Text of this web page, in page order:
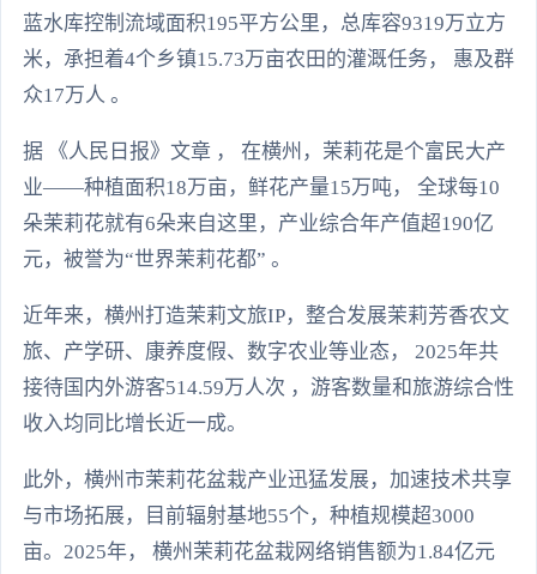
蓝水库控制流域面积195平方公里，总库容9319万立方
米，承担着4个乡镇15.73万亩农田的灌溉任务， 惠及群
众17万人 。
据 《人民日报》文章 ， 在横州，茉莉花是个富民大产
业——种植面积18万亩，鲜花产量15万吨， 全球每10
朵茉莉花就有6朵来自这里，产业综合年产值超190亿
元，被誉为“世界茉莉花都” 。
近年来，横州打造茉莉文旅IP，整合发展茉莉芳香农文
旅、产学研、康养度假、数字农业等业态， 2025年共
接待国内外游客514.59万人次 ，游客数量和旅游综合性
收入均同比增长近一成。
此外，横州市茉莉花盆栽产业迅猛发展，加速技术共享
与市场拓展，目前辐射基地55个，种植规模超3000
亩。2025年， 横州茉莉花盆栽网络销售额为1.84亿元